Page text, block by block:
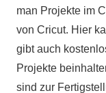
man Projekte im
von Cricut. Hier
gibt auch
Projekte
sind zur